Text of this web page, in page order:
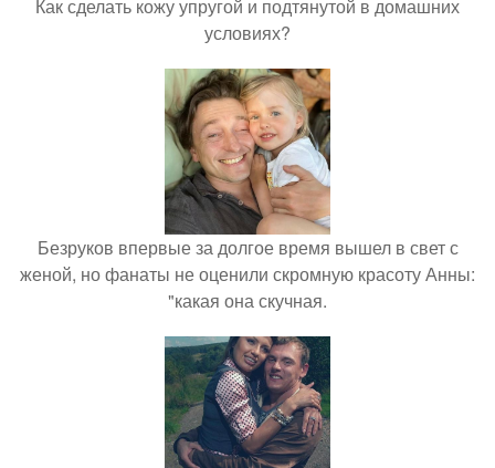
Как сделать кожу упругой и подтянутой в домашних
условиях?
Безруков впервые за долгое время вышел в свет с
женой, но фанаты не оценили скромную красоту Анны:
"какая она скучная.